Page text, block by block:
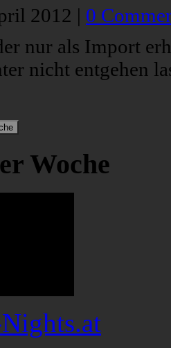
2012 | 0
nur als Import
nicht entgehen
Woche